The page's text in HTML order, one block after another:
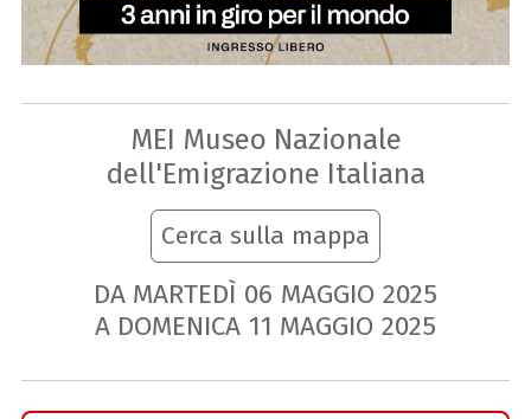
MEI Museo Nazionale
dell'Emigrazione Italiana
Cerca sulla mappa
DA MARTEDÌ 06 MAGGIO 2025
A DOMENICA 11 MAGGIO 2025